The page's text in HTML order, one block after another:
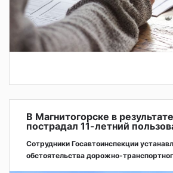
В Магнитогорске в
пострадал 11-летний
Сотрудники Госавтоинспекции
обстоятельства дорожно-